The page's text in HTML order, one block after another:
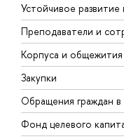
Устойчивое
Преподаватели и
Корпуса и общежития
Закупки
Обращения граждан
Фонд целевого